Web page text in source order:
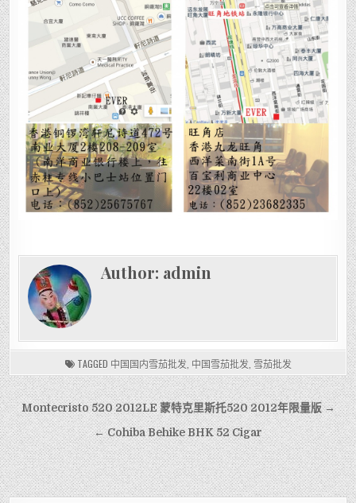
Author: admin
TAGGED 中国国内雪茄批发 中国雪茄批发 雪茄批发
文
章
導
覽
Montecristo 520 2012LE 蒙特克里斯托520 2012年限量版 →
← Cohiba Behike BHK 52 Cigar